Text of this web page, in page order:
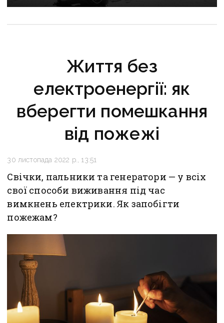
критично зруйнована
Життя без
електроенергії: як
вберегти помешкання
від пожежі
30 листопада 2022 р., 13:51
Свічки, пальники та генератори — у всіх
свої способи виживання під час
вимкнень електрики. Як запобігти
пожежам?